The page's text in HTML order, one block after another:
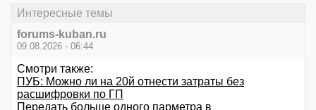
Интересные темы
forums-kuban.ru
09.08.2026 - 06:44
Смотри также:
ПУБ: Можно ли на 20й отнести затраты без
расшифровки по ГП
Передать больше одного парметра в